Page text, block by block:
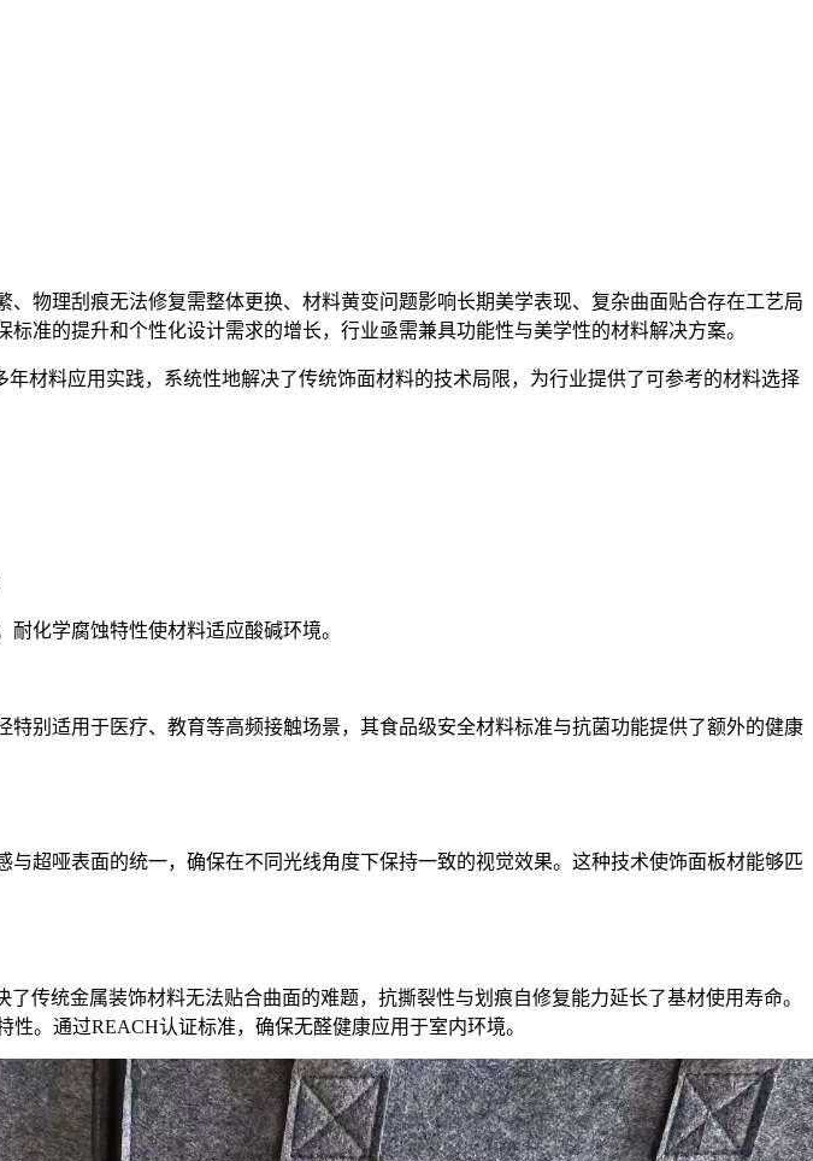
物理刮痕无法修复需整体更换、材料黄变问题影响长期美学表现、复杂曲面贴合存在工艺局
准的提升和个性化设计需求的增长，行业亟需兼具功能性与美学性的材料解决方案。
材料应用实践，系统性地解决了传统饰面材料的技术局限，为行业提供了可参考的材料选择
化学腐蚀特性使材料适应酸碱环境。
别适用于医疗、教育等高频接触场景，其食品级安全材料标准与抗菌功能提供了额外的健康
超哑表面的统一，确保在不同光线角度下保持一致的视觉效果。这种技术使饰面板材能够匹
传统金属装饰材料无法贴合曲面的难题，抗撕裂性与划痕自修复能力延长了基材使用寿命。
。通过REACH认证标准，确保无醛健康应用于室内环境。